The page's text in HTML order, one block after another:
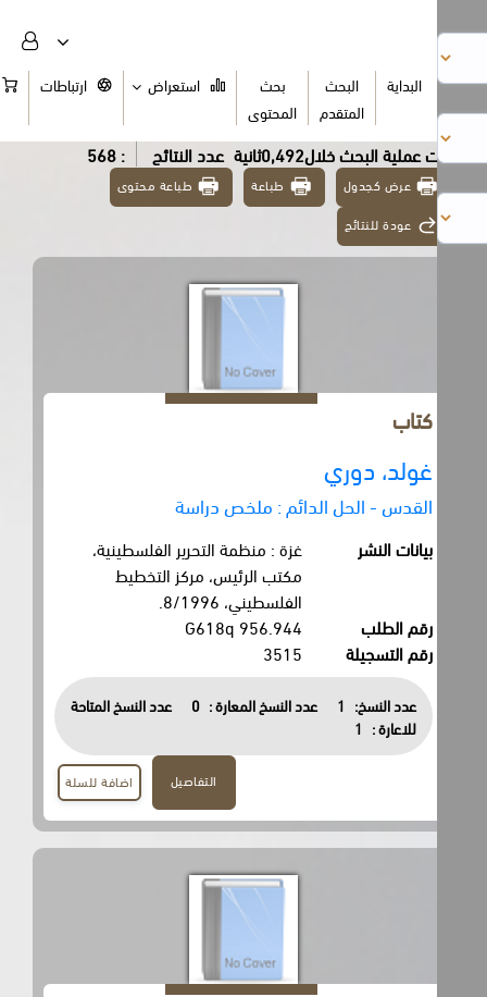
البداية
البحث
بحث
المحتوى
استعراض ارتباطات السلة
البحث خلال0,492ثانية عدد النتائج : 568
عرض كجدول طباعة طباعة محتوى
عودة للنتائج
غولد، دوري
القدس - الحل الدائم : ملخص دراسة
بيانات النشر
غزة : منظمة التحرير الفلسطينية،
مكتب الرئيس، مركز التخطيط
الفلسطيني، 8/1996.
رقم الطلب
956.944 G618q
رقم التسجيلة
3515
عدد النسخ: 1 عدد النسخ المعارة : 0
عدد النسخ المتاحة
للاعارة :
1
اضافة للسلة